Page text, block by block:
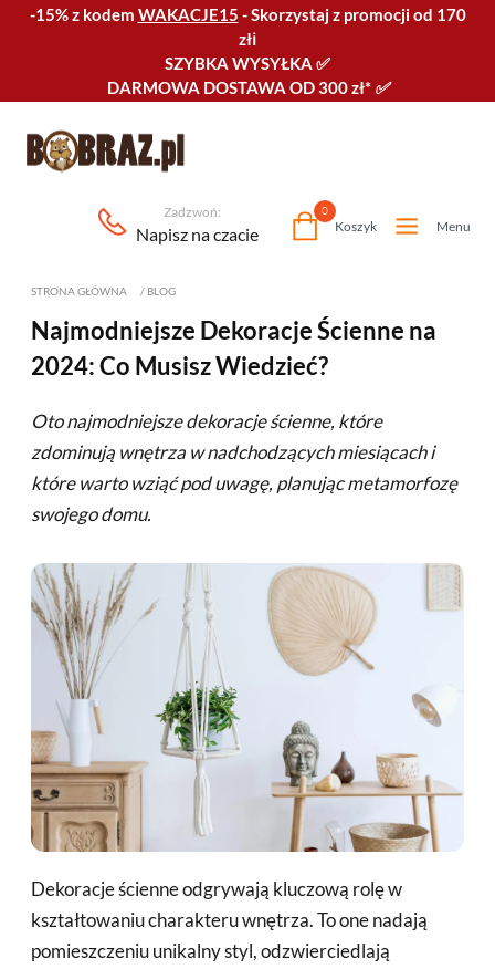
-15% z kodem WAKACJE15 -Skorzystaj z promocji od 170
złℹ️
SZYBKA WYSYŁKA ✅
DARMOWA DOSTAWA OD 300 zł* ✅
Zadzwoń:
Napisz na czacie Koszyk
0
Menu
STRONA GŁÓWNA / BLOG
Najmodniejsze Dekoracje Ścienne na
2024: Co Musisz Wiedzieć?
Oto najmodniejsze dekoracje ścienne, które
zdominują wnętrza w nadchodzących miesiącach i
które warto wziąć pod uwagę, planując metamorfozę
swojego domu.
Dekoracje ścienne odgrywają kluczową rolę w
kształtowaniu charakteru wnętrza. To one nadają
pomieszczeniu unikalny styl, odzwierciedlają